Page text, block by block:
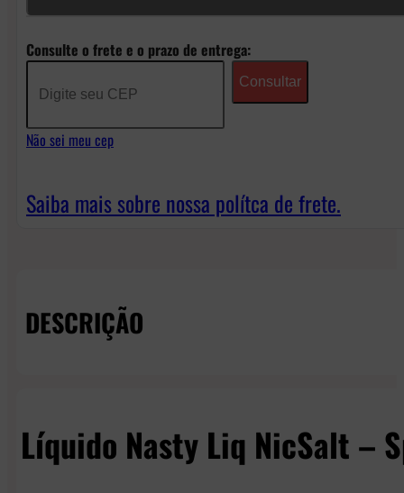
-
Spearmint
quantidade
Consulte o frete e o prazo de entrega:
Consultar
Não sei meu cep
Saiba mais sobre nossa polítca de frete.
DESCRIÇÃO
Líquido Nasty Liq NicSalt –